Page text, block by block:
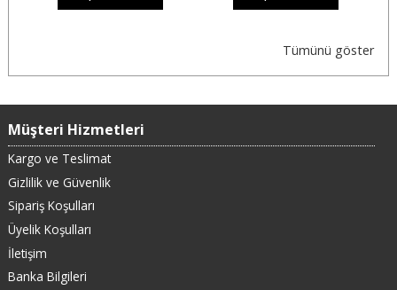
Tümünü göster
Müşteri Hizmetleri
Kargo ve Teslimat
Gizlilik ve Güvenlik
Sipariş Koşulları
Üyelik Koşulları
İletişim
Banka Bilgileri